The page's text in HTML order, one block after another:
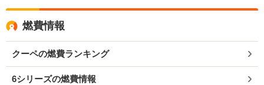
燃費情報
クーペの燃費ランキング
6シリーズの燃費情報